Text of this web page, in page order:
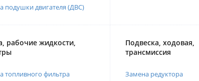
подушки двигателя (ДВС)
рабочие жидкости,
топливного фильтра
Подвеска, ходовая,
трансмиссия
Замена редуктора